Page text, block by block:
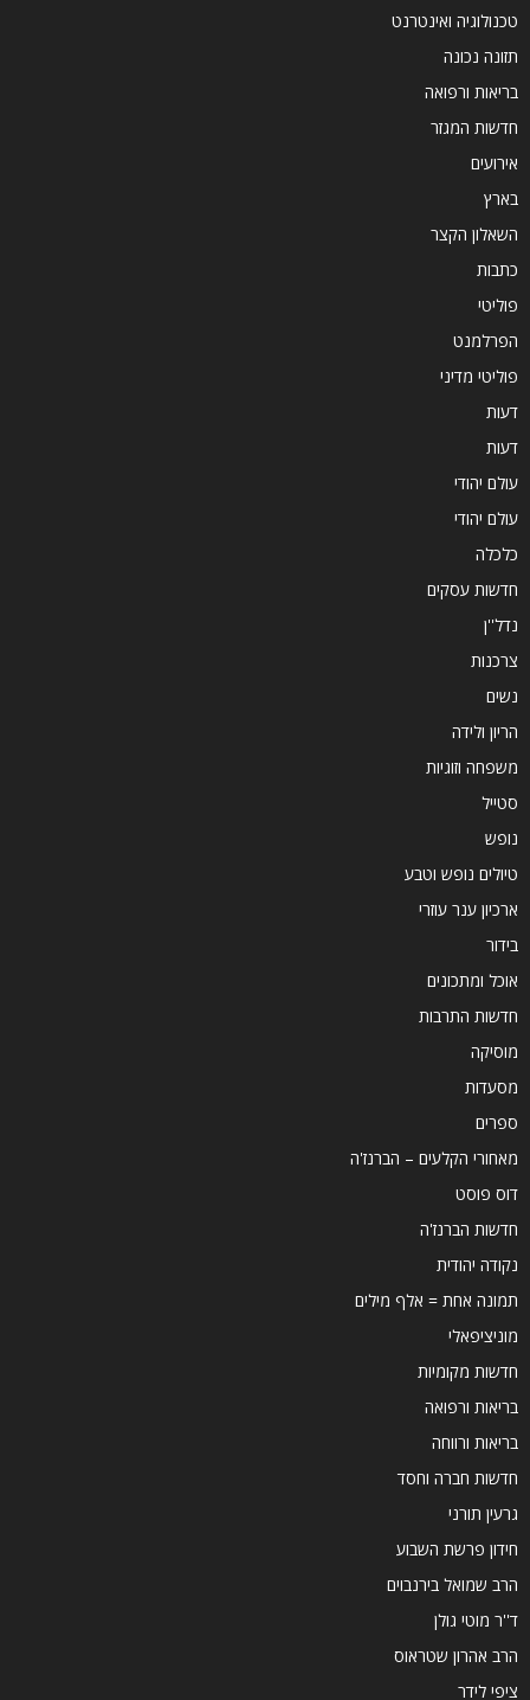
טכנולוגיה ואינטרנט
תזונה נכונה
בריאות ורפואה
חדשות המגזר
אירועים
בארץ
השאלון הקצר
כתבות
פוליטי
הפרלמנט
פוליטי מדיני
דעות
דעות
עולם יהודי
עולם יהודי
כלכלה
חדשות עסקים
נדל''ן
צרכנות
נשים
הריון ולידה
משפחה וזוגיות
סטייל
נופש
טיולים נופש וטבע
ארכיון ענר עוזרי
בידור
אוכל ומתכונים
חדשות התרבות
מוסיקה
מסעדות
ספרים
מאחורי הקלעים – הברנז'ה
דוס פוסט
חדשות הברנז'ה
נקודה יהודית
תמונה אחת = אלף מילים
מוניציפאלי
חדשות מקומיות
בריאות ורפואה
בריאות ורווחה
חדשות חברה וחסד
גרעין תורני
חידון פרשת השבוע
הרב שמואל בירנבוים
ד''ר מוטי גולן
הרב אהרון שטראוס
ציפי לידר